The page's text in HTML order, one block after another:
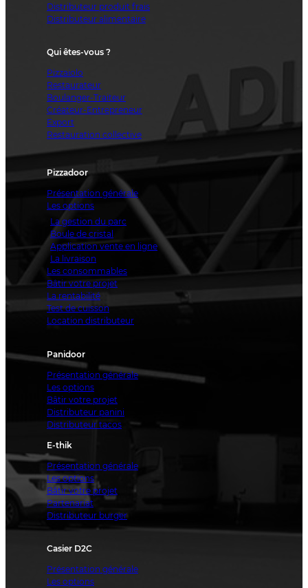
Distributeur produit frais
Distributeur alimentaire
Qui êtes-vous ?
Pizzaiolo
Restaurateur
Boulanger-Traiteur
Créateur-Entrepreneur
Export
Restauration collective
Pizzadoor
Présentation générale
Les options
La gestion du parc
Boule de cristal
Application vente en ligne
La livraison
Les consommables
Bâtir votre projet
La rentabilité
Test de cuisson
Location distributeur
Panidoor
Présentation générale
Les options
Bâtir votre projet
Distributeur panini
Distributeur tacos
E-thik
Présentation générale
Les options
Bâtir votre projet
Partenariat
Distributeur burger
Casier D2C
Présentation générale
Les options